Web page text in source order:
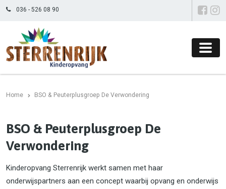
036 - 526 08 90
Home BSO & Peuterplusgroep De Verwondering
BSO & Peuterplusgroep De
Verwondering
Kinderopvang Sterrenrijk werkt samen met haar
onderwijspartners aan een concept waarbij opvang en onderwijs